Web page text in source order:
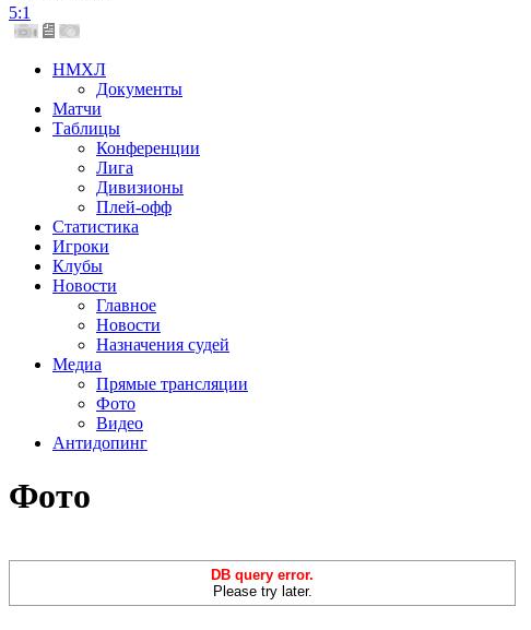
5:1
НМХЛ
Документы
Матчи
Таблицы
Конференции
Лига
Дивизионы
Плей-офф
Статистика
Игроки
Клубы
Новости
Главное
Новости
Назначения судей
Медиа
Прямые трансляции
Фото
Видео
Антидопинг
Фото
DB query error.
Please try later.